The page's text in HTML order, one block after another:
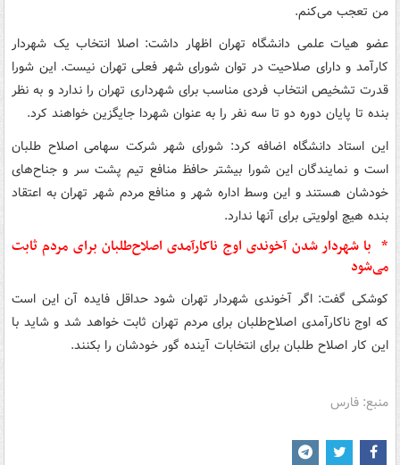
من تعجب می‌کنم.
عضو هیات علمی دانشگاه تهران اظهار داشت: اصلا انتخاب یک شهردار
کارآمد و دارای صلاحیت در توان شورای شهر فعلی تهران نیست. این شورا
قدرت تشخیص انتخاب فردی مناسب برای شهرداری تهران را ندارد و به نظر
بنده تا پایان دوره دو تا سه نفر را به عنوان شهردا جایگزین خواهند کرد.
این استاد دانشگاه اضافه کرد: شورای شهر شرکت سهامی اصلاح طلبان
است و نمایندگان این شورا بیشتر حافظ منافع تیم پشت سر و جناح‌های
خودشان هستند و این وسط اداره شهر و منافع مردم شهر تهران به اعتقاد
بنده هیچ اولویتی برای آنها ندارد.
* با شهردار شدن آخوندی اوج ناکارآمدی اصلاح‌طلبان برای مردم ثابت
می‌شود
کوشکی گفت: اگر آخوندی شهردار تهران شود حداقل فایده آن این است
که اوج ناکارآمدی اصلاح‌طلبان برای مردم تهران ثابت خواهد شد و شاید با
این کار اصلاح طلبان برای انتخابات آینده گور خودشان را بکنند.
منبع: فارس